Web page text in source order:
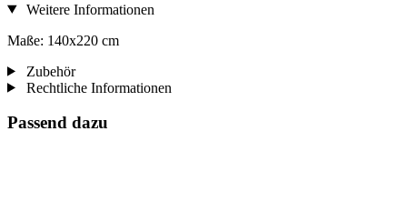
Weitere Informationen
Maße: 140x220 cm
Zubehör
Rechtliche Informationen
Passend dazu